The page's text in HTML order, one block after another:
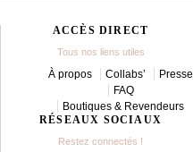
ACCÈS DIRECT
Tous nos liens utiles
À propos Collabs’
Presse
FAQ
Boutiques & Revendeurs
RÉSEAUX SOCIAUX
Restez connectés !